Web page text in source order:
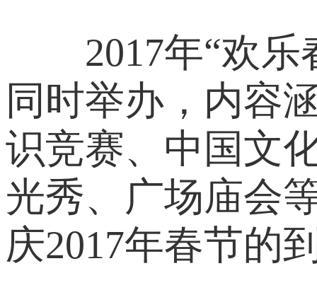
2017年“欢乐
同时举办，内容
识竞赛、中国文
光秀、广场庙会
庆2017年春节的